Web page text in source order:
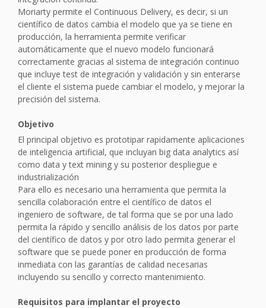
Moriarty permite el Continuous Delivery, es decir, si un
científico de datos cambia el modelo que ya se tiene en
producción, la herramienta permite verificar
automáticamente que el nuevo modelo funcionará
correctamente gracias al sistema de integración continuo
que incluye test de integración y validación y sin enterarse
el cliente el sistema puede cambiar el modelo, y mejorar la
precisión del sistema.
Objetivo
El principal objetivo es prototipar rapidamente aplicaciones
de inteligencia artificial, que incluyan big data analytics así
como data y text mining y su posterior despliegue e
industrialización
Para ello es necesario una herramienta que permita la
sencilla colaboración entre el científico de datos el
ingeniero de software, de tal forma que se por una lado
permita la rápido y sencillo análisis de los datos por parte
del científico de datos y por otro lado permita generar el
software que se puede poner en producción de forma
inmediata con las garantías de calidad necesarias
incluyendo su sencillo y correcto mantenimiento.
Requisitos para implantar el proyecto